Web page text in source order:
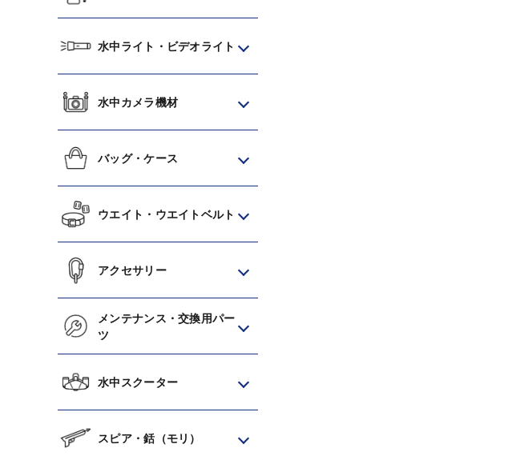
水中ライト・ビデオライト
水中カメラ機材
バッグ・ケース
ウエイト・ウエイトベルト
アクセサリー
メンテナンス・交換用パー
ツ
水中スクーター
スピア・銛（モリ）